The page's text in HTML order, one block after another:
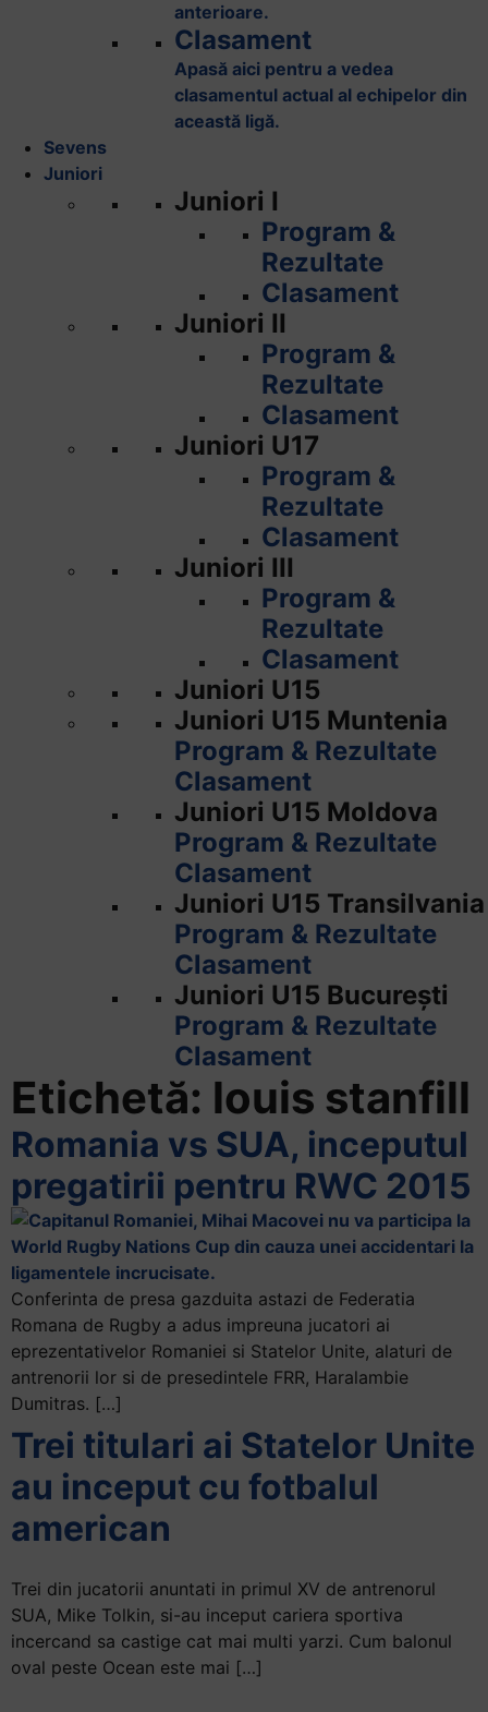
anterioare.
Clasament
Apasă aici pentru a vedea
clasamentul actual al echipelor din
această ligă.
Sevens
Juniori
Juniori I
Program &
Rezultate
Clasament
Juniori II
Program &
Rezultate
Clasament
Juniori U17
Program &
Rezultate
Clasament
Juniori III
Program &
Rezultate
Clasament
Juniori U15
Juniori U15 Muntenia
Program & Rezultate
Clasament
Juniori U15 Moldova
Program & Rezultate
Clasament
Juniori U15 Transilvania
Program & Rezultate
Clasament
Juniori U15 București
Program & Rezultate
Clasament
Etichetă: louis stanfill
Romania vs SUA, inceputul
pregatirii pentru RWC 2015
Conferinta de presa gazduita astazi de Federatia
Romana de Rugby a adus impreuna jucatori ai
eprezentativelor Romaniei si Statelor Unite, alaturi de
antrenorii lor si de presedintele FRR, Haralambie
Dumitras. […]
Trei titulari ai Statelor Unite
au inceput cu fotbalul
american
Trei din jucatorii anuntati in primul XV de antrenorul
SUA, Mike Tolkin, si-au inceput cariera sportiva
incercand sa castige cat mai multi yarzi. Cum balonul
oval peste Ocean este mai […]